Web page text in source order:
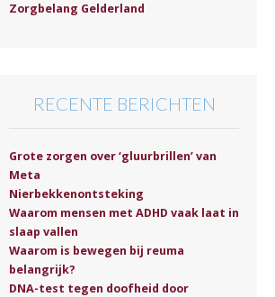
Zorgbelang Gelderland
RECENTE BERICHTEN
Grote zorgen over ‘gluurbrillen’ van
Meta
Nierbekkenontsteking
Waarom mensen met ADHD vaak laat in
slaap vallen
Waarom is bewegen bij reuma
belangrijk?
DNA-test tegen doofheid door